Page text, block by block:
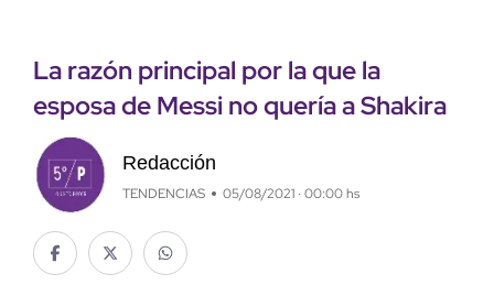
La razón principal por la que la
esposa de Messi no quería a Shakira
Redacción
TENDENCIAS 05/08/2021 · 00:00 hs